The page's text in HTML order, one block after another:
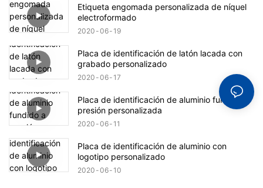
Etiqueta engomada personalizada de níquel
electroformado
2020 06 19
Placa de identificación de latón lacada con
grabado personalizado
2020 06 17
Placa de identificación de aluminio fundido a
presión personalizada
2020 06 11
Placa de identificación de aluminio con
logotipo personalizado
2020 06 10